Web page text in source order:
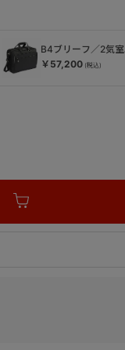
B4ブリーフ／2気
￥57,200